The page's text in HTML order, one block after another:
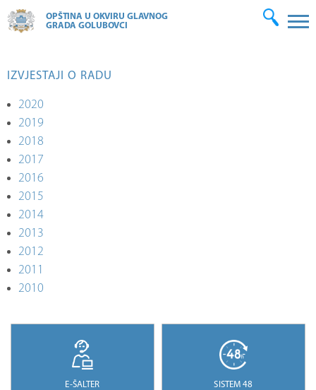
OPŠTINA U OKVIRU GLAVNOG
GRADA GOLUBOVCI
E-ŠALTER SISTEM 48
IZVJESTAJI O RADU
2020
2019
2018
2017
2016
2015
2014
2013
2012
2011
2010